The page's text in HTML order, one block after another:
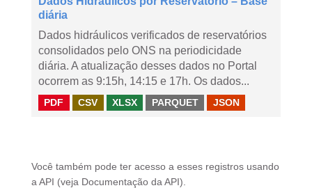
diária
Dados hidráulicos verificados de reservatórios
consolidados pelo ONS na periodicidade
diária. A atualização desses dados no Portal
ocorrem as 9:15h, 14:15 e 17h. Os dados...
PDF CSV XLSX PARQUET JSON
Você também pode ter acesso a esses registros usando
a API (veja Documentação da API ).